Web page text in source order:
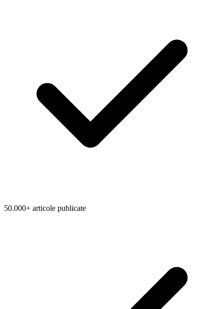
50.000+ articole publicate